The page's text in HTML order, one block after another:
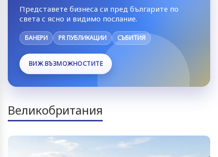
Представете бизнеса си пред българите по
света с ясно и видимо послание.
БАНЕРИ PR ПУБЛИКАЦИИ СЪБИТИЯ
ВИЖ ВЪЗМОЖНОСТИТЕ
Великобритания